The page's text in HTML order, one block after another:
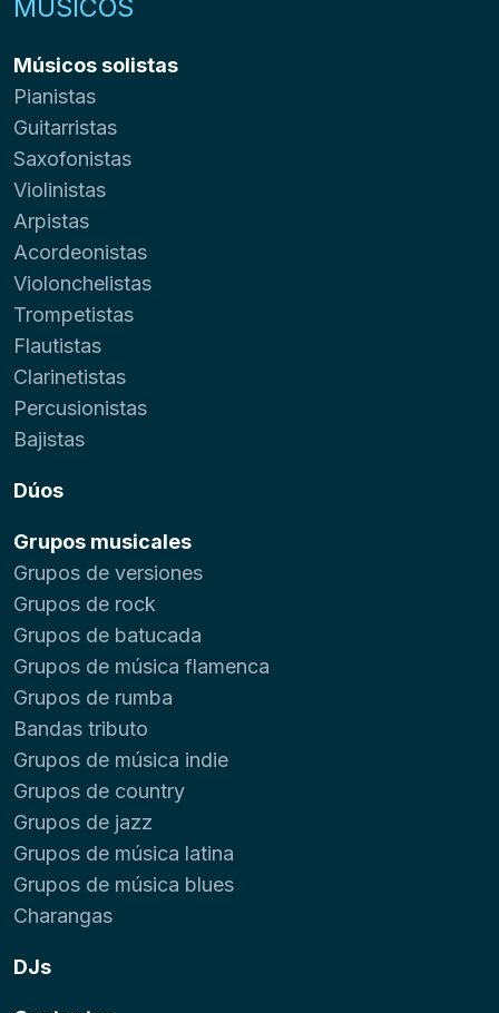
MÚSICOS
Músicos solistas
Pianistas
Guitarristas
Saxofonistas
Violinistas
Arpistas
Acordeonistas
Violonchelistas
Trompetistas
Flautistas
Clarinetistas
Percusionistas
Bajistas
Dúos
Grupos musicales
Grupos de versiones
Grupos de rock
Grupos de batucada
Grupos de música flamenca
Grupos de rumba
Bandas tributo
Grupos de música indie
Grupos de country
Grupos de jazz
Grupos de música latina
Grupos de música blues
Charangas
DJs